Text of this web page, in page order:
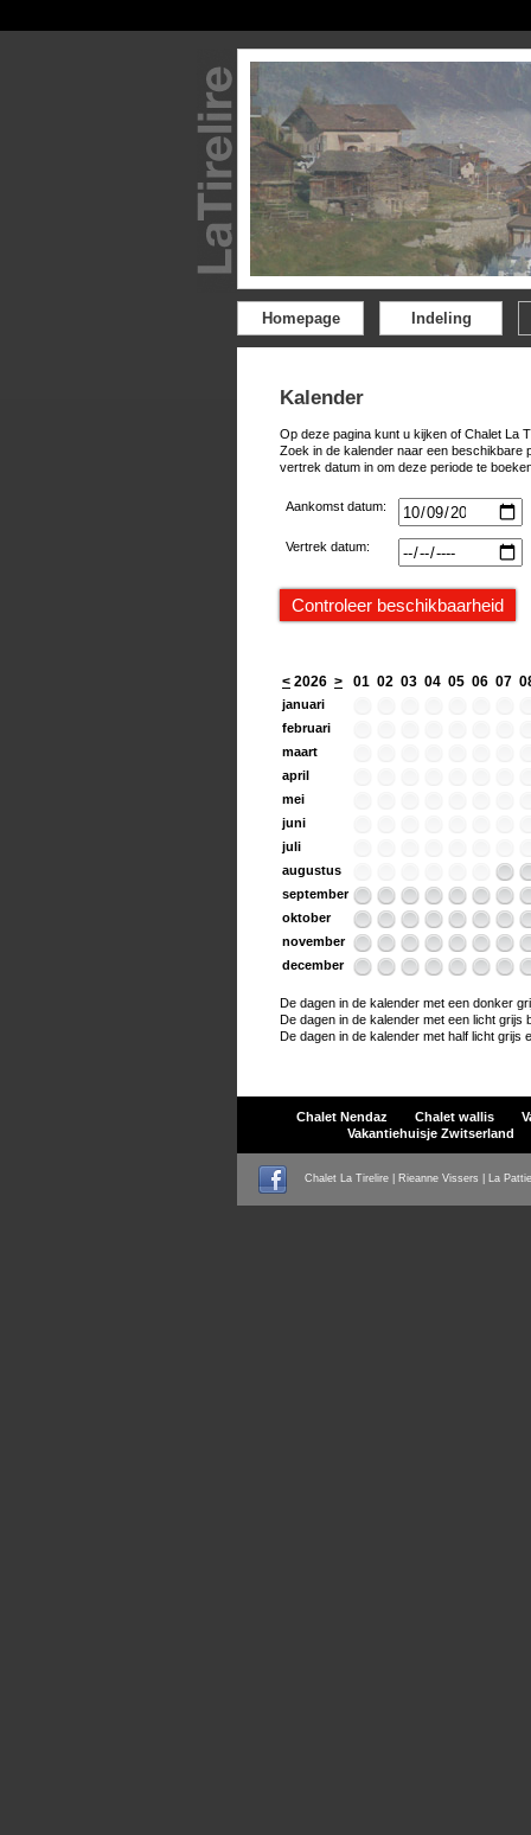
Homepage Indeling
Kalender
Op deze pagina kunt u kijken of Chalet La
Zoek in de kalender naar een beschikbare
vertrek datum in om deze periode te
Aankomst datum:
Vertrek datum:
< 2026 > 01 02 03 04 05 06 07
januari
februari
maart
april
mei
juni
juli
augustus
september
oktober
november
december
De dagen in de kalender met een donker
De dagen in de kalender met een licht grijs
De dagen in de kalender met half licht
Chalet Nendaz Chalet wallis
Vakantiehuisje Zwitserland
Chalet La Tirelire | Rieanne Vissers | La